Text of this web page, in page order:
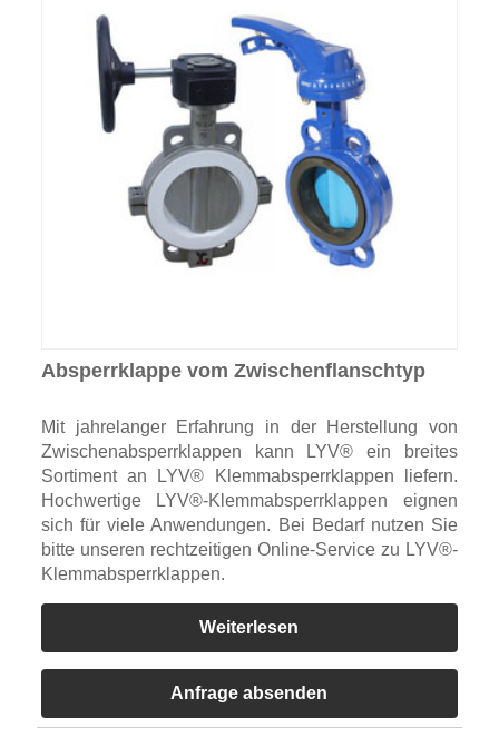
Absperrklappe vom Zwischenflanschtyp
Mit jahrelanger Erfahrung in der Herstellung von
Zwischenabsperrklappen kann LYV® ein breites
Sortiment an LYV® Klemmabsperrklappen liefern.
Hochwertige LYV®-Klemmabsperrklappen eignen
sich für viele Anwendungen. Bei Bedarf nutzen Sie
bitte unseren rechtzeitigen Online-Service zu LYV®-
Klemmabsperrklappen.
Weiterlesen
Anfrage absenden